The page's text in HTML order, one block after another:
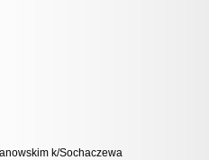
k/Sochaczewa